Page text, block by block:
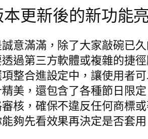
更新後的新功能
意滿滿，除了大家敲碗已
過第三方軟體或複雜的捷
整合進設定中，讓使用者
美，還包含了各種節日限
核，確保不違反任何商標
夠先看效果再決定是否套